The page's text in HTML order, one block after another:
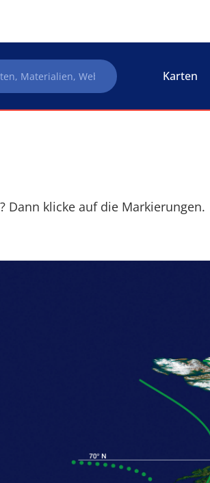
Karten
Dann klicke auf die Markierungen.